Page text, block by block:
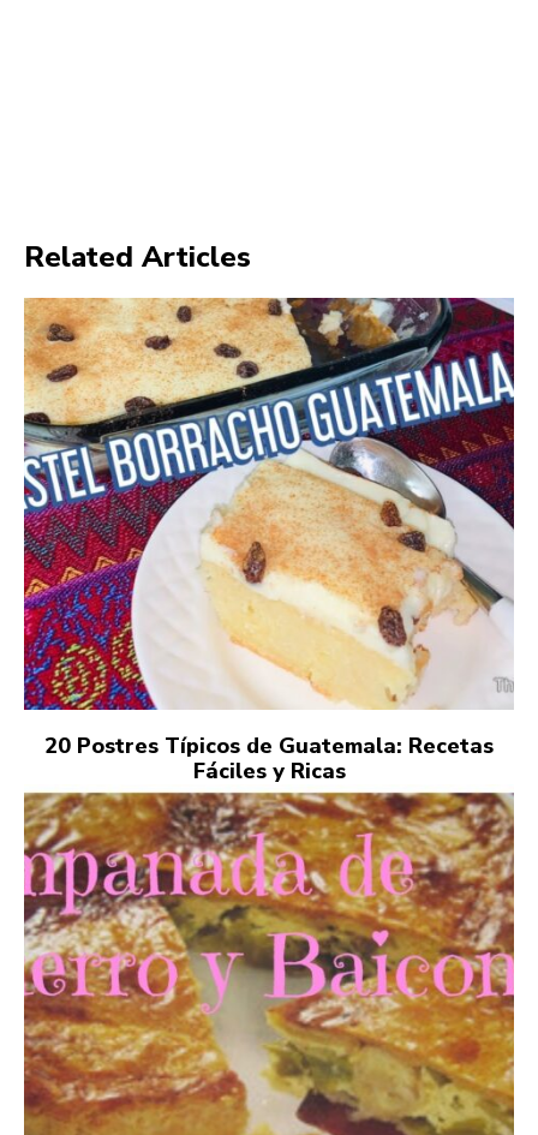
Related Articles
20 Postres Típicos de Guatemala: Recetas
Fáciles y Ricas